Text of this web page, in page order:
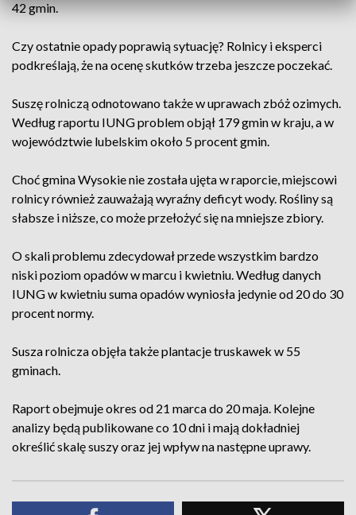
42 gmin.
Czy ostatnie opady poprawią sytuację? Rolnicy i eksperci
podkreślają, że na ocenę skutków trzeba jeszcze poczekać.
Suszę rolniczą odnotowano także w uprawach zbóż ozimych.
Według raportu IUNG problem objął 179 gmin w kraju, a w
województwie lubelskim około 5 procent gmin.
Choć gmina Wysokie nie została ujęta w raporcie, miejscowi
rolnicy również zauważają wyraźny deficyt wody. Rośliny są
słabsze i niższe, co może przełożyć się na mniejsze zbiory.
O skali problemu zdecydował przede wszystkim bardzo
niski poziom opadów w marcu i kwietniu. Według danych
IUNG w kwietniu suma opadów wyniosła jedynie od 20 do 30
procent normy.
Susza rolnicza objęła także plantacje truskawek w 55
gminach.
Raport obejmuje okres od 21 marca do 20 maja. Kolejne
analizy będą publikowane co 10 dni i mają dokładniej
określić skalę suszy oraz jej wpływ na następne uprawy.